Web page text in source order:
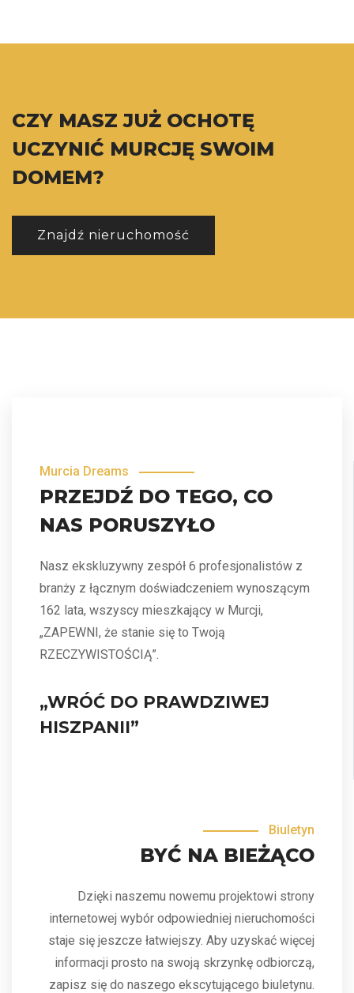
CZY MASZ JUŻ OCHOTĘ
UCZYNIĆ MURCJĘ SWOIM
DOMEM?
Znajdź nieruchomość
Murcia Dreams
PRZEJDŹ DO TEGO, CO
NAS PORUSZYŁO
Nasz ekskluzywny zespół 6 profesjonalistów z
branży z łącznym doświadczeniem wynoszącym
162 lata, wszyscy mieszkający w Murcji,
„ZAPEWNI, że stanie się to Twoją
RZECZYWISTOŚCIĄ”.
„WRÓĆ DO PRAWDZIWEJ
HISZPANII”
Biuletyn
BYĆ NA BIEŻĄCO
Dzięki naszemu nowemu projektowi strony
internetowej wybór odpowiedniej nieruchomości
staje się jeszcze łatwiejszy. Aby uzyskać więcej
informacji prosto na swoją skrzynkę odbiorczą,
zapisz się do naszego ekscytującego biuletynu.